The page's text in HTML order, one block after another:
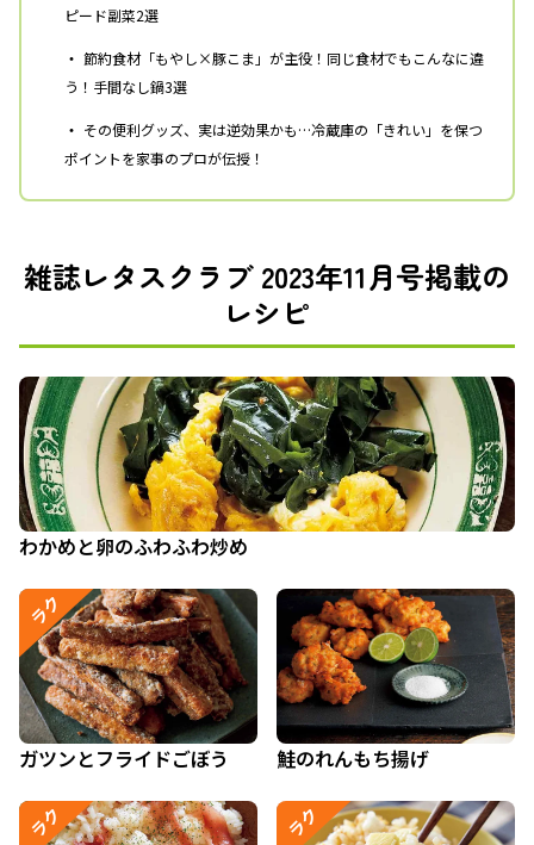
ピード副菜2選
・ 節約食材「もやし×豚こま」が主役！同じ食材でもこんなに違
う！手間なし鍋3選
・ その便利グッズ、実は逆効果かも…冷蔵庫の「きれい」を保つ
ポイントを家事のプロが伝授！
雑誌レタスクラブ 2023年11月号掲載の
レシピ
わかめと卵のふわふわ炒め
ラク
ガツンとフライドごぼう 鮭のれんもち揚げ
ラク ラク